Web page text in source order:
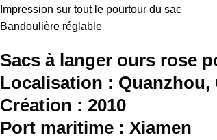
Impression sur tout le pourtour du sac
Bandoulière réglable
Sacs à langer ours rose
Localisation : Quanzhou,
Création : 2010
Port maritime : Xiamen